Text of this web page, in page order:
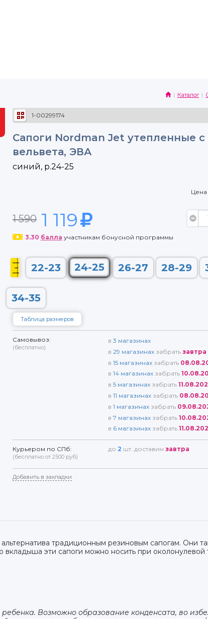
Каталог
1-00299174
Сапоги Nordman Jet утепленные
вельвета, ЭВА
синий, р.24-25
Цена
1 590 1 119
3.30 балла участникам бонусной программы
22-23 24-25 26-27 28-29
34-35
Таблица размеров
Самовывоз:
(бесплатно)
в 3 магазинах
в 29 магазинах забрать завтра
в 15 магазинах забрать
в 14 магазинах забрать
в 5 магазинах забрать
в 11 магазинах забрать
в 1 магазинах забрать
в 7 магазинах забрать
в 6 магазинах забрать
Курьером по СПб:
(бесплатно от 2500 руб)
до 2 шт. доставим завтра
Добавить в закладки
традиционным резиновым сапогам. Они
эти сапоги можно носить при околонулевой
Возможно образование конденсата, во